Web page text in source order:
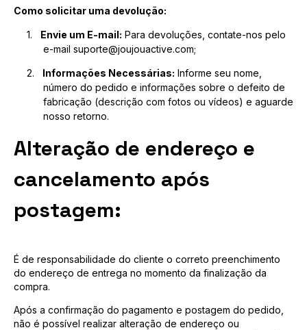
Como solicitar uma devolução:
1. Envie um E-mail: Para devoluções, contate-nos pelo
e-mail suporte@joujouactive.com;
2. Informações Necessárias: Informe seu nome,
número do pedido e informações sobre o defeito de
fabricação (descrição com fotos ou vídeos) e aguarde
nosso retorno.
Alteração de endereço e
cancelamento após
postagem:
É de responsabilidade do cliente o correto preenchimento
do endereço de entrega no momento da finalização da
compra.
Após a confirmação do pagamento e postagem do pedido,
não é possível realizar alteração de endereço ou